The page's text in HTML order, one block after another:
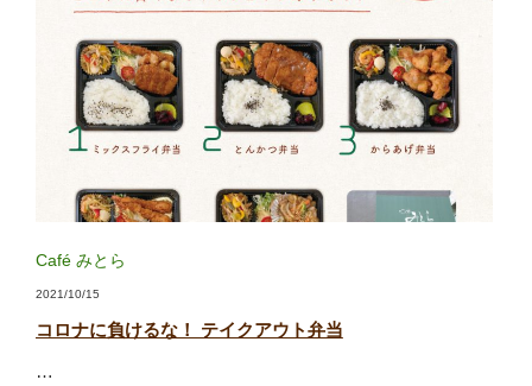
Café みとら
2021/10/15
コロナに負けるな！ テイクアウト弁当
…